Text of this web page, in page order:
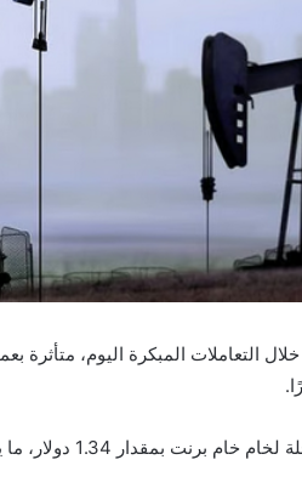
خلال التعاملات المبكرة اليوم، متأثرة
لخام خام برنت بمقدار 1.34 دولار، ما يعادل 1.35%، لتسجل 98.05 دولارًا للبرميل.